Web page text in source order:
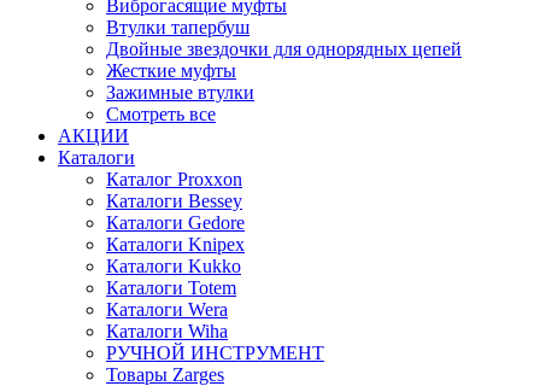
Виброгасящие муфты
Втулки тапербуш
Двойные звездочки для однорядных цепей
Жесткие муфты
Зажимные втулки
Смотреть все
АКЦИИ
Каталоги
Каталог Proxxon
Каталоги Bessey
Каталоги Gedore
Каталоги Knipex
Каталоги Kukko
Каталоги Totem
Каталоги Wera
Каталоги Wiha
РУЧНОЙ ИНСТРУМЕНТ
Товары Zarges